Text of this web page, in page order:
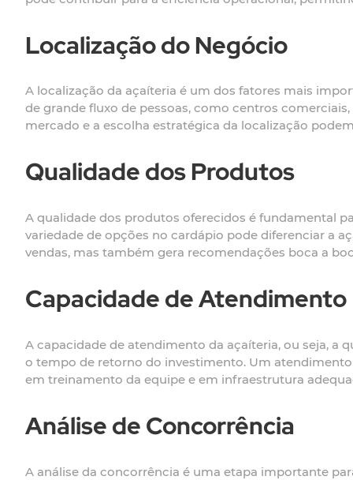
Localização do Negócio
A localização da açaíteria é um dos fatores mais
de grande fluxo de pessoas, como centros
mercado e a escolha estratégica da localização
Qualidade dos Produtos
A qualidade dos produtos oferecidos é fundamental
variedade de opções no cardápio pode diferenciar a
vendas, mas também gera recomendações boca a
Capacidade de Atendimento
A capacidade de atendimento da açaíteria, ou seja,
o tempo de retorno do investimento. Um
em treinamento da equipe e em infraestrutura
Análise de Concorrência
A análise da concorrência é uma etapa importante